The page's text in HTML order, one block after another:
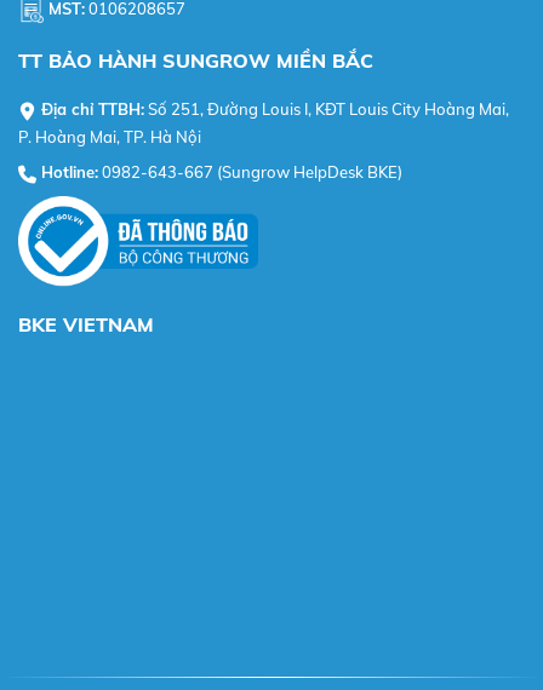
MST:0106208657
TT BẢO HÀNH SUNGROW MIỀN BẮC
Địa chỉ TTBH:Số 251, Đường Louis I, KĐT Louis City Hoàng Mai,
P. Hoàng Mai, TP. Hà Nội
Hotline:0982-643-667 (Sungrow HelpDesk BKE)
BKE VIETNAM